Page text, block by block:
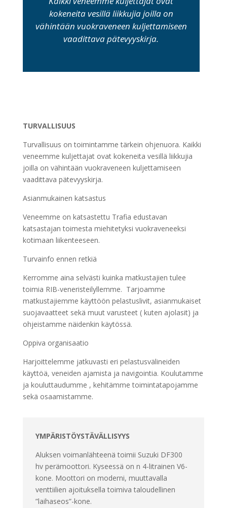
kokeneita vesillä liikkujia joilla on
vähintään vuokraveneen kuljettamiseen
vaadittava pätevyyskirja.
TURVALLISUUS
Turvallisuus on toimintamme tärkein ohjenuora. Kaikki
veneemme kuljettajat ovat kokeneita vesillä liikkujia
joilla on vähintään vuokraveneen kuljettamiseen
vaadittava pätevyyskirja.
Asianmukainen katsastus
Veneemme on katsastettu Trafia edustavan
katsastajan toimesta miehitetyksi vuokraveneeksi
kotimaan liikenteeseen.
Turvainfo ennen retkiä
Kerromme aina selvästi kuinka matkustajien tulee
toimia RIB-veneristeilyllemme. Tarjoamme
matkustajiemme käyttöön pelastuslivit, asianmukaiset
suojavaatteet sekä muut varusteet ( kuten ajolasit) ja
ohjeistamme näidenkin käytössä.
Oppiva organisaatio
Harjoittelemme jatkuvasti eri pelastusvälineiden
käyttöä, veneiden ajamista ja navigointia. Koulutamme
ja kouluttaudumme , kehitämme toimintatapojamme
sekä osaamistamme.
YMPÄRISTÖYSTÄVÄLLISYYS
Aluksen voimanlähteenä toimii Suzuki DF300
hv perämoottori. Kyseessä on n 4-litrainen V6-
kone. Moottori on moderni, muuttavalla
venttiilien ajoituksella toimiva taloudellinen
”laihaseos”-kone.